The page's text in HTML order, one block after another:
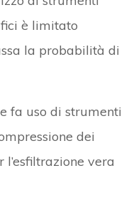
è limitato
la probabilità di
fa uso di strumenti
dei
l’esfiltrazione vera